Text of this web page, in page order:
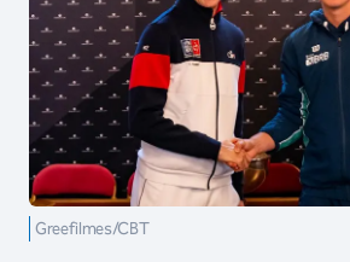
Greefilmes/CBT